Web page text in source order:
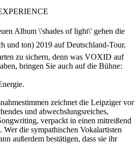
Album \'shades of light\' gehen die
und ton) 2019 auf Deutschland-Tour.
zu sichern, denn was VOXID auf
bringen Sie auch auf die Bühne:
zeichnet die Leipziger vor
und abwechslungsreiches,
verpackt in einen mitreißend
Wer die sympathischen Vokalartisten
außerdem bestätigen, dass sie ihr